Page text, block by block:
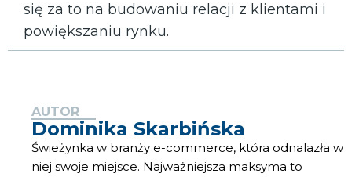
się za to na budowaniu relacji z klientami i
powiększaniu rynku.
AUTOR
Dominika Skarbińska
Świeżynka w branży e-commerce, która odnalazła w
niej swoje miejsce. Najważniejsza maksyma to